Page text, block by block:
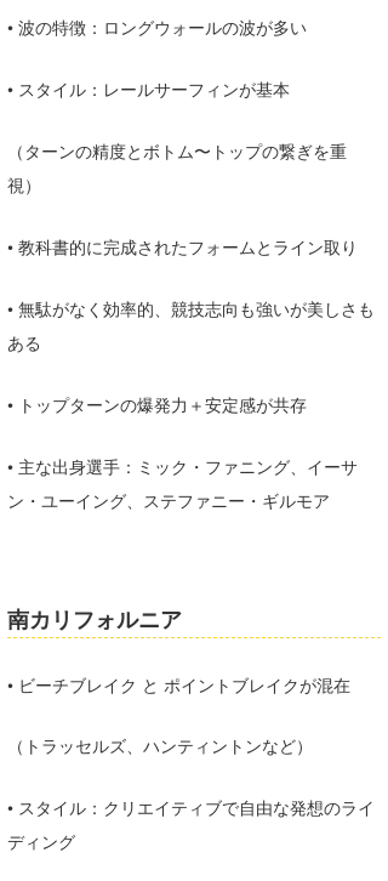
• 波の特徴：ロングウォールの波が多い
• スタイル：レールサーフィンが基本
（ターンの精度とボトム〜トップの繋ぎを重
視）
• 教科書的に完成されたフォームとライン取り
• 無駄がなく効率的、競技志向も強いが美しさも
ある
• トップターンの爆発力＋安定感が共存
• 主な出身選手：ミック・ファニング、イーサ
ン・ユーイング、ステファニー・ギルモア
南カリフォルニア
• ビーチブレイク と ポイントブレイクが混在
（トラッセルズ、ハンティントンなど）
• スタイル：クリエイティブで自由な発想のライ
ディング
小川予報士
米山予報士
banpaku
Romisea